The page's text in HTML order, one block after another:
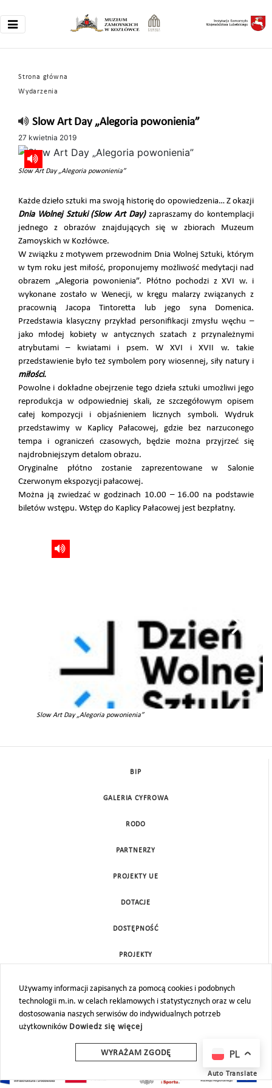
Strona główna
Wydarzenia
Slow Art Day „Alegoria powonienia”
27 kwietnia 2019
Slow Art Day „Alegoria powonienia”
Każde dzieło sztuki ma swoją historię do opowiedzenia… Z okazji
Dnia Wolnej Sztuki (Slow Art Day)zapraszamy do kontemplacji
jednego z obrazów znajdujących się w zbiorach Muzeum
Zamoyskich w Kozłówce.
W związku z motywem przewodnim Dnia Wolnej Sztuki, którym
w tym roku jest miłość, proponujemy możliwość medytacji nad
obrazem „Alegoria powonienia”. Płótno pochodzi z XVI w. i
wykonane zostało w Wenecji, w kręgu malarzy związanych z
pracownią Jacopa Tintoretta lub jego syna Domenica.
Przedstawia klasyczny przykład personifikacji zmysłu węchu –
jako młodej kobiety w antycznych szatach z przynależnymi
atrybutami – kwiatami i psem. W XVI i XVII w. takie
przedstawienie było też symbolem pory wiosennej, siły natury i
miłości.
Powolne i dokładne obejrzenie tego dzieła sztuki umożliwi jego
reprodukcja w odpowiedniej skali, ze szczegółowym opisem
całej kompozycji i objaśnieniem licznych symboli. Wydruk
przedstawimy w Kaplicy Pałacowej, gdzie bez narzuconego
tempa i ograniczeń czasowych, będzie można przyjrzeć się
najdrobniejszym detalom obrazu.
Oryginalne płótno zostanie zaprezentowane w Salonie
Czerwonym ekspozycji pałacowej.
Można ją zwiedzać w godzinach 10.00 – 16.00 na podstawie
biletów wstępu. Wstęp do Kaplicy Pałacowej jest bezpłatny.
Slow Art Day „Alegoria powonienia”
Używamy informacji zapisanych za pomocą cookies i podobnych
technologii m.in. w celach reklamowych i statystycznych oraz w celu
dostosowania naszych serwisów do indywidualnych potrzeb
użytkowników Dowiedz się więcej
WYRAŻAM ZGODĘ
BIP
GALERIA CYFROWA
RODO
PARTNERZY
PROJEKTY UE
DOTACJE
DOSTĘPNOŚĆ
PROJEKTY
MAPA STRONY
PL
Auto Translate